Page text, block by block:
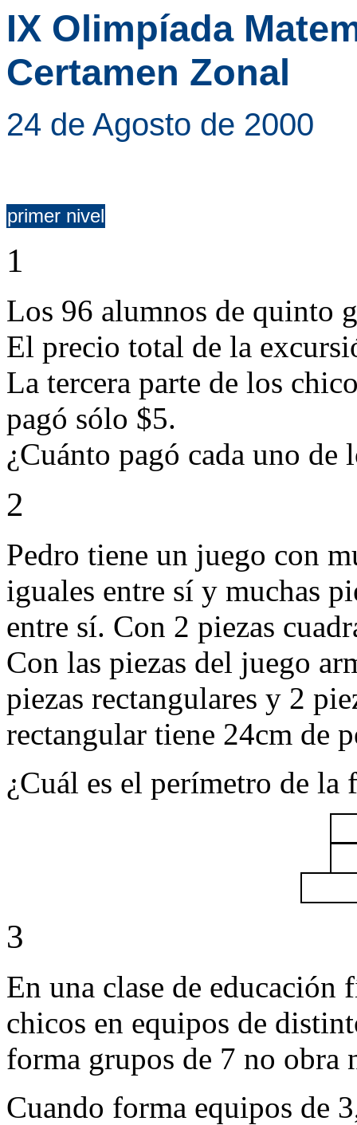
IX Olimpíada
Certamen Zonal
24 de Agosto de 2000
primer nivel
1
Los 96 alumnos de quinto
El precio total de la
La tercera parte de los
pagó sólo $5.
¿Cuánto pagó cada uno de
2
Pedro tiene un juego con
iguales entre sí y muchas
entre sí. Con 2 piezas
Con las piezas del juego
piezas rectangulares y 2
rectangular tiene 24cm de
¿Cuál es el perímetro de la
3
En una clase de
chicos en equipos de
forma grupos de 7 no obra
Cuando forma equipos de